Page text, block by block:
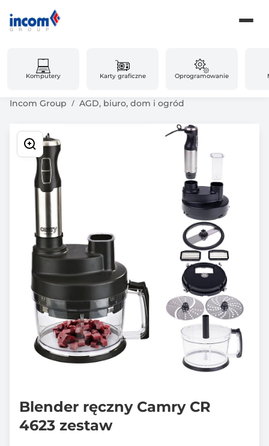
Komputery Karty graficzne Oprogramowanie
Incom Group AGD, biuro, dom i ogród
Blender ręczny Camry CR
4623 zestaw